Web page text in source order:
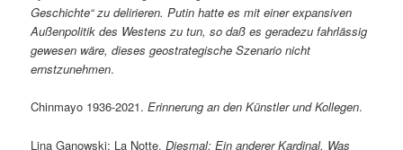
Geschichte“ zu delirieren. Putin hatte es mit einer expansiven
Außenpolitik des Westens zu tun, so daß es geradezu fahrlässig
gewesen wäre, dieses geostrategische Szenario nicht
ernstzunehmen.
Chinmayo 1936-2021.Erinnerung an den Künstler und Kollegen.
Lina Ganowski: La Notte.Diesmal: Ein anderer Kardinal. Was